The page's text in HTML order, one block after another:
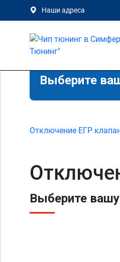
Наши адреса
Выберите
Отключение ЕГР
Выберите